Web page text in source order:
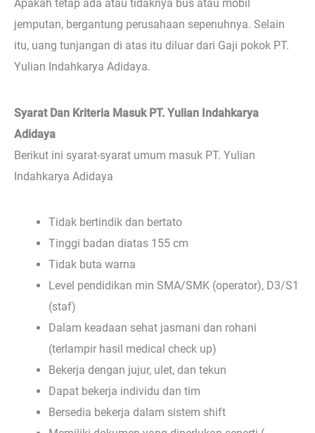
Apakah tetap ada atau tidaknya bus atau mobil
jemputan, bergantung perusahaan sepenuhnya. Selain
itu, uang tunjangan di atas itu diluar dari Gaji pokok PT.
Yulian Indahkarya Adidaya.
Syarat Dan Kriteria Masuk PT. Yulian Indahkarya
Adidaya
Berikut ini syarat-syarat umum masuk PT. Yulian
Indahkarya Adidaya
Tidak bertindik dan bertato
Tinggi badan diatas 155 cm
Tidak buta warna
Level pendidikan min SMA/SMK (operator), D3/S1
(staf)
Dalam keadaan sehat jasmani dan rohani
(terlampir hasil medical check up)
Bekerja dengan jujur, ulet, dan tekun
Dapat bekerja individu dan tim
Bersedia bekerja dalam sistem shift